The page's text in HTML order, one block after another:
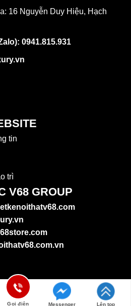
16 Nguyễn Duy Hiệu, Hạch
0941.815.931
tin
trì
V68 GROUP
Gọi điện Messenger Lên top